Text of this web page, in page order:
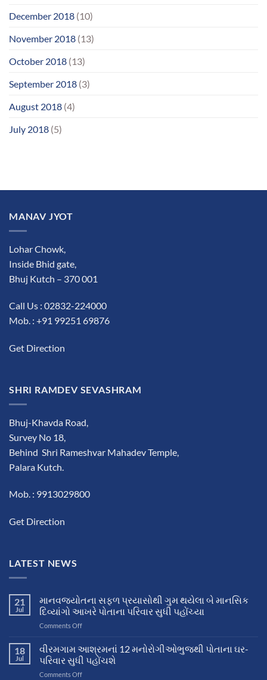
December 2018 (10)
November 2018 (13)
October 2018 (13)
September 2018 (3)
August 2018 (4)
July 2018 (5)
MANAV JYOT
Lohar Chowk,
Inside Bhid gate,
Bhuj Kutch – 370 001
Call Us : 02832-224000
Mob. : +91 99251 69876
Get Direction
SHRI RAMDEV SEVASHRAM
Bhuj-Khavda Road,
Survey No 18,
Behind Shri Rameshvar Mahadev Temple,
Palara Kutch.
Mob. : 9913029800
Get Direction
LATEST NEWS
21
Jul
માનવજ્યોતના સફળ પ્રયાસોથી ગુમ થયેલા બે માનસિક
દિવ્યાંગો આખરે પોતાના પરિવાર સુધી પહોંચ્યા
Comments Offon
પ્રયાસોથી
ગુમ
થયેલા
18
Jul
વીરમગામ આશ્રમનાં 12 મનોરોગીઓભુજથી પોતાના ઘર-
પરિવાર સુધી પહોંચશે
Comments Offon